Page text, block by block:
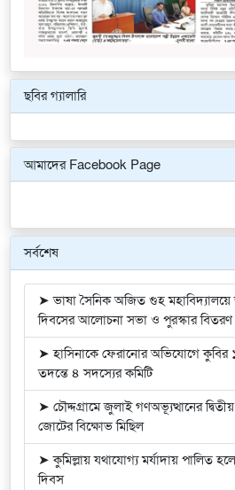
ছবির গ্যালারি
আমাদের Facebook Page
সর্বশেষ
➤ ভাষা সৈনিক অজিত গুহ
দিবসের আলোচনা সভা ও পুরস্কার বিতরণ
➤ হাসিনাকে ফেরানোর অভিযোগে কুবির
তদন্তে ৪ সদস্যের কমিটি
➤ চৌদ্দগ্রামে জুলাই গণঅভ্যূত্থানের
জোটের বিক্ষোভ মিছিল
➤ কুমিল্লায় যথাযোগ্য মর্যাদায় পালিত
দিবস